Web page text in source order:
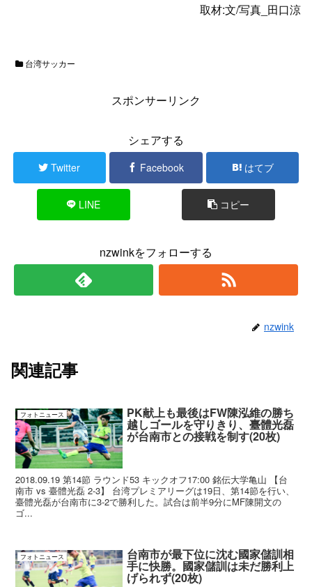
取材:文/写真_田口涼
台湾サッカー
スポンサーリンク
シェアする
Twitter Facebook はてブ
LINE コピー
nzwinkをフォローする
nzwink
関連記事
フォトニュース PK献上も最後はFW陳泓維の勝ち
越しゴールを守りきり、臺體光磊
が台南市との接戦を制す(20枚)
2018.09.19 第14節 ラウンド53 キックオフ17:00 銘伝大学亀山 【台
南市 vs 臺體光磊 2-3】 台湾プレミアリーグは19日、第14節を行い、
臺體光磊が台南市に3-2で勝利した。試合は前半9分にMF陳開文の
ゴ...
フォトニュース 台南市が最下位に沈む國家儲訓相
手に快勝。國家儲訓は未だ勝利上
げられず(20枚)